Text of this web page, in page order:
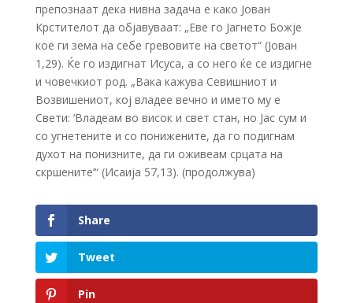
препознаат дека нивна задача е како Јован
Крстителот да објавуваат: „Еве го Јагнето Божје
кое ги зема на себе гревовите на светот“ (Јован
1,29). Ќе го издигнат Исуса, а со него ќе се издигне
и човечкиот род. „Вака кажува Севишниот и
Возвишениот, кој владее вечно и името му е
Свети: ‘Владеам во висок и свет стан, но Јас сум и
со угнетените и со понижените, да го подигнам
духот на понизните, да ги оживеам срцата на
скршените’“ (Исаија 57,13). (продолжува)
Share
Tweet
Pin